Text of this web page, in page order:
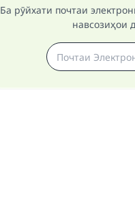
Ба рӯйхати почтаи
навсозиҳои